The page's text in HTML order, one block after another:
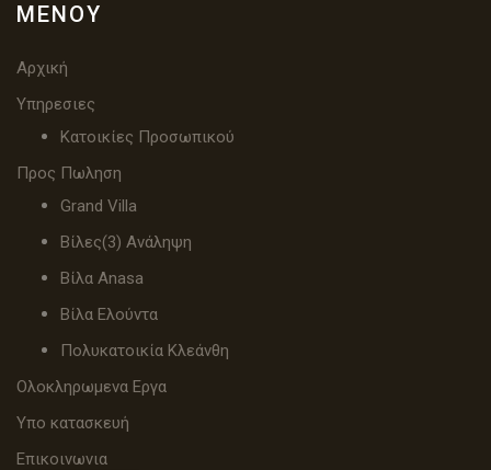
ΜΕΝΟΎ
Αρχική
Υπηρεσιες
Κατοικίες Προσωπικού
Προς Πωληση
Grand Villa
Βίλες(3) Ανάληψη
Βίλα Anasa
Βίλα Ελούντα
Πολυκατοικία Κλεάνθη
Ολοκληρωμενα Εργα
Υπο κατασκευή
Επικοινωνια